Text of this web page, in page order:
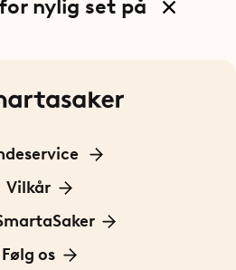
nylig set på
Kontakt os
Vilkår
om cookies
Om os
Følg os